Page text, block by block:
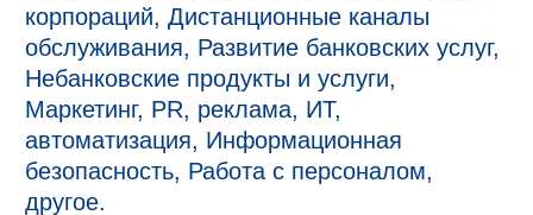
корпораций, Дистанционные каналы
обслуживания, Развитие банковских услуг,
Небанковские продукты и услуги,
Маркетинг, PR, реклама, ИТ,
автоматизация, Информационная
безопасность, Работа с персоналом,
другое.